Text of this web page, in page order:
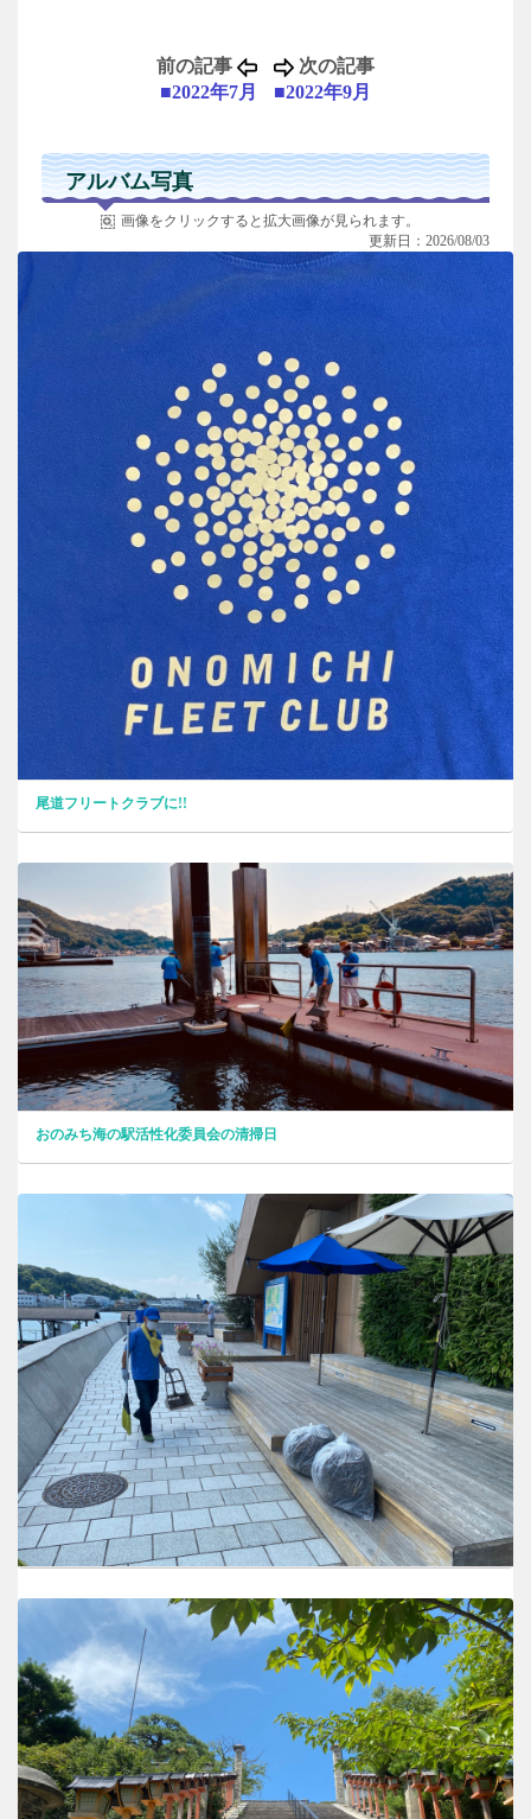
前の記事
■2022年7月
次の記事
■2022年9月
アルバム写真
画像をクリックすると拡大画像が見られます。
更新日：2026/08/03
尾道フリートクラブに!!
おのみち海の駅活性化委員会の清掃日